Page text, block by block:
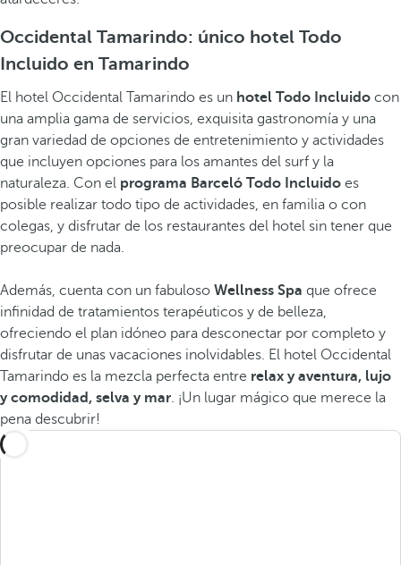
Occidental Tamarindo: único hotel Todo
Incluido en Tamarindo
El hotel Occidental Tamarindo es un hotel Todo Incluido con
una amplia gama de servicios, exquisita gastronomía y una
gran variedad de opciones de entretenimiento y actividades
que incluyen opciones para los amantes del surf y la
naturaleza. Con el programa Barceló Todo Incluido es
posible realizar todo tipo de actividades, en familia o con
colegas, y disfrutar de los restaurantes del hotel sin tener que
preocupar de nada.
Además, cuenta con un fabuloso Wellness Spa que ofrece
infinidad de tratamientos terapéuticos y de belleza,
ofreciendo el plan idóneo para desconectar por completo y
disfrutar de unas vacaciones inolvidables. El hotel Occidental
Tamarindo es la mezcla perfecta entre relax y aventura, lujo
y comodidad, selva y mar . ¡Un lugar mágico que merece la
pena descubrir!